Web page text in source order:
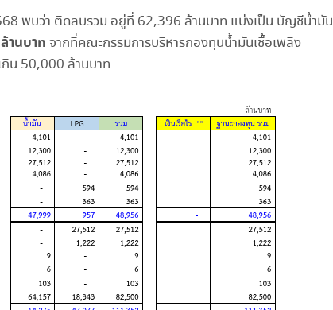
พบว่า ติดลบรวม อยู่ที่ 62,396 ล้านบาท แบ่งเป็น บัญชีน้ำมัน
านบาทจากที่คณะกรรมการบริหารกองทุนน้ำมันเชื้อเพลิง
กิน 50,000 ล้านบาท